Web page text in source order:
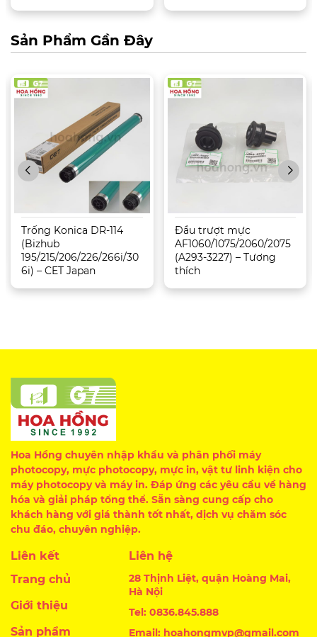
Sản Phẩm Gần Đây
Trống Konica DR-114
(Bizhub
195/215/206/226/266i/30
6i) – CET Japan
Đầu trượt mực
AF1060/1075/2060/2075
(A293-3227) – Tương
thích
Hoa Hồng chuyên nhập khẩu và phân phối máy
photocopy, mực photocopy, mực in, vật tư linh kiện cho
máy photocopy và máy in. Đáp ứng các yêu cầu về hàng
hóa và giải pháp tổng thể. Sẵn sàng cung cấp cho
khách hàng với giá thành tốt nhất, dịch vụ chăm sóc
chu đáo, chuyên nghiệp.
Liên kết
Trang chủ
Giới thiệu
Sản phẩm
Liên hệ
28 Thịnh Liệt, quận Hoàng Mai,
Hà Nội
Tel: 0836.845.888
Email: hoahongmvp@gmail.com